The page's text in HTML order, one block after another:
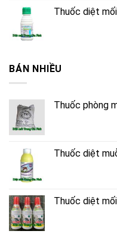
Thuốc diệt
BÁN NHIỀU
Thuốc phòng
Thuốc diệt
Thuốc diệt